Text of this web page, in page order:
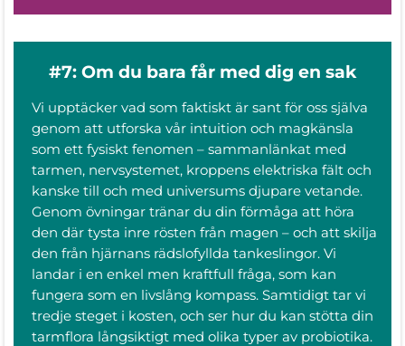
#7: Om du bara får med dig en sak
Vi upptäcker vad som faktiskt är sant för oss själva
genom att utforska vår intuition och magkänsla
som ett fysiskt fenomen – sammanlänkat med
tarmen, nervsystemet, kroppens elektriska fält och
kanske till och med universums djupare vetande.
Genom övningar tränar du din förmåga att höra
den där tysta inre rösten från magen – och att skilja
den från hjärnans rädslofyllda tankeslingor. Vi
landar i en enkel men kraftfull fråga, som kan
fungera som en livslång kompass. Samtidigt tar vi
tredje steget i kosten, och ser hur du kan stötta din
tarmflora långsiktigt med olika typer av probiotika.